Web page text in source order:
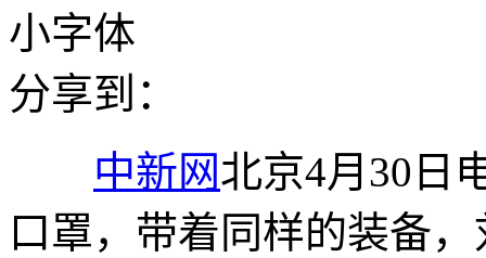
小字体
分享到：
中新网北京4月30日
口罩，带着同样的装备